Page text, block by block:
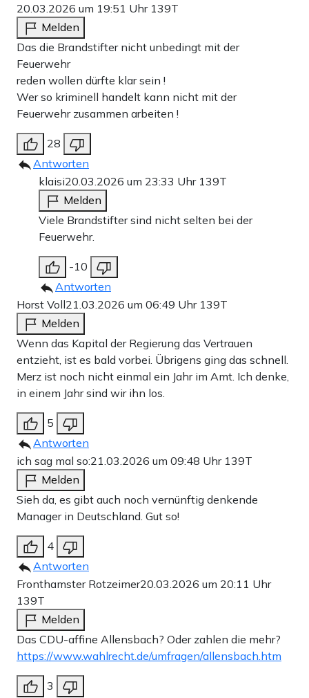
20.03.2026 um 19:51 Uhr 139T
Melden
Das die Brandstifter nicht unbedingt mit der
Feuerwehr
reden wollen dürfte klar sein !
Wer so kriminell handelt kann nicht mit der
Feuerwehr zusammen arbeiten !
28
Antworten
klaisi20.03.2026 um 23:33 Uhr 139T
Melden
Viele Brandstifter sind nicht selten bei der
Feuerwehr.
-10
Antworten
Horst Voll21.03.2026 um 06:49 Uhr 139T
Melden
Wenn das Kapital der Regierung das Vertrauen
entzieht, ist es bald vorbei. Übrigens ging das schnell.
Merz ist noch nicht einmal ein Jahr im Amt. Ich denke,
in einem Jahr sind wir ihn los.
5
Antworten
ich sag mal so:21.03.2026 um 09:48 Uhr 139T
Melden
Sieh da, es gibt auch noch vernünftig denkende
Manager in Deutschland. Gut so!
4
Antworten
Fronthamster Rotzeimer20.03.2026 um 20:11 Uhr
139T
Melden
Das CDU-affine Allensbach? Oder zahlen die mehr?
https://www.wahlrecht.de/umfragen/allensbach.htm
3